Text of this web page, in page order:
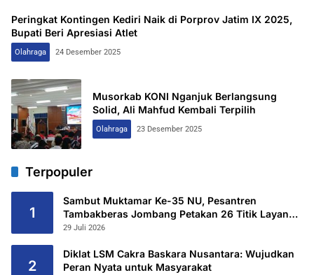
Peringkat Kontingen Kediri Naik di Porprov Jatim IX 2025,
Bupati Beri Apresiasi Atlet
Olahraga 24 Desember 2025
Musorkab KONI Nganjuk Berlangsung
Solid, Ali Mahfud Kembali Terpilih
Olahraga 23 Desember 2025
Terpopuler
1
Sambut Muktamar Ke-35 NU, Pesantren
Tambakberas Jombang Petakan 26 Titik Layanan
Utama
29 Juli 2026
2
Diklat LSM Cakra Baskara Nusantara: Wujudkan
Peran Nyata untuk Masyarakat